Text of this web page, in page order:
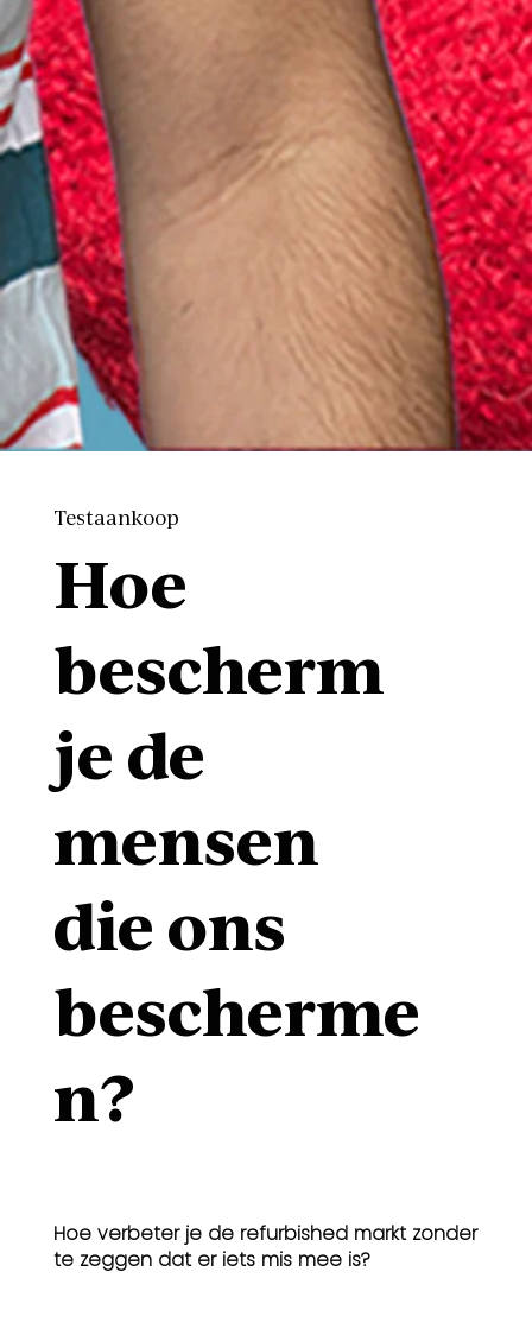
Hoe verbeter je de refurbished markt zonder
te zeggen dat er iets mis mee is?
Testaankoop
Hoe
bescherm
je de
mensen
die ons
bescherme
n?